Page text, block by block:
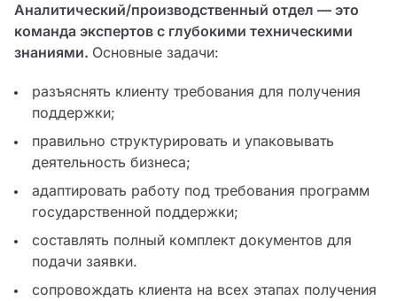
Аналитический/производственный отдел — это
команда экспертов с глубокими техническими
знаниями. Основные задачи:
разъяснять клиенту требования для получения
поддержки;
правильно структурировать и упаковывать
деятельность бизнеса;
адаптировать работу под требования программ
государственной поддержки;
составлять полный комплект документов для
подачи заявки.
сопровождать клиента на всех этапах получения